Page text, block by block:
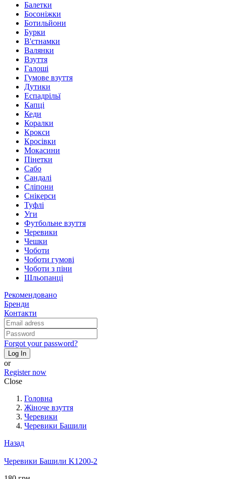
Балетки
Босоніжки
Ботильйони
Бурки
В'єтнамки
Валянки
Взуття
Галоші
Гумове взуття
Дутики
Еспадрільї
Капці
Кеди
Коралки
Крокси
Кросівки
Мокасини
Пінетки
Сабо
Сандалі
Сліпони
Снікерси
Туфлі
Уги
Футбольне взуття
Черевики
Чешки
Чоботи
Чоботи гумові
Чоботи з піни
Шльопанці
Рекомендовано
Бренди
Контакти
Forgot your password?
Log In
or
Register now
Close
Головна
Жіноче взуття
Черевики
Черевики Башили
Назад
Черевики Башили K1200-2